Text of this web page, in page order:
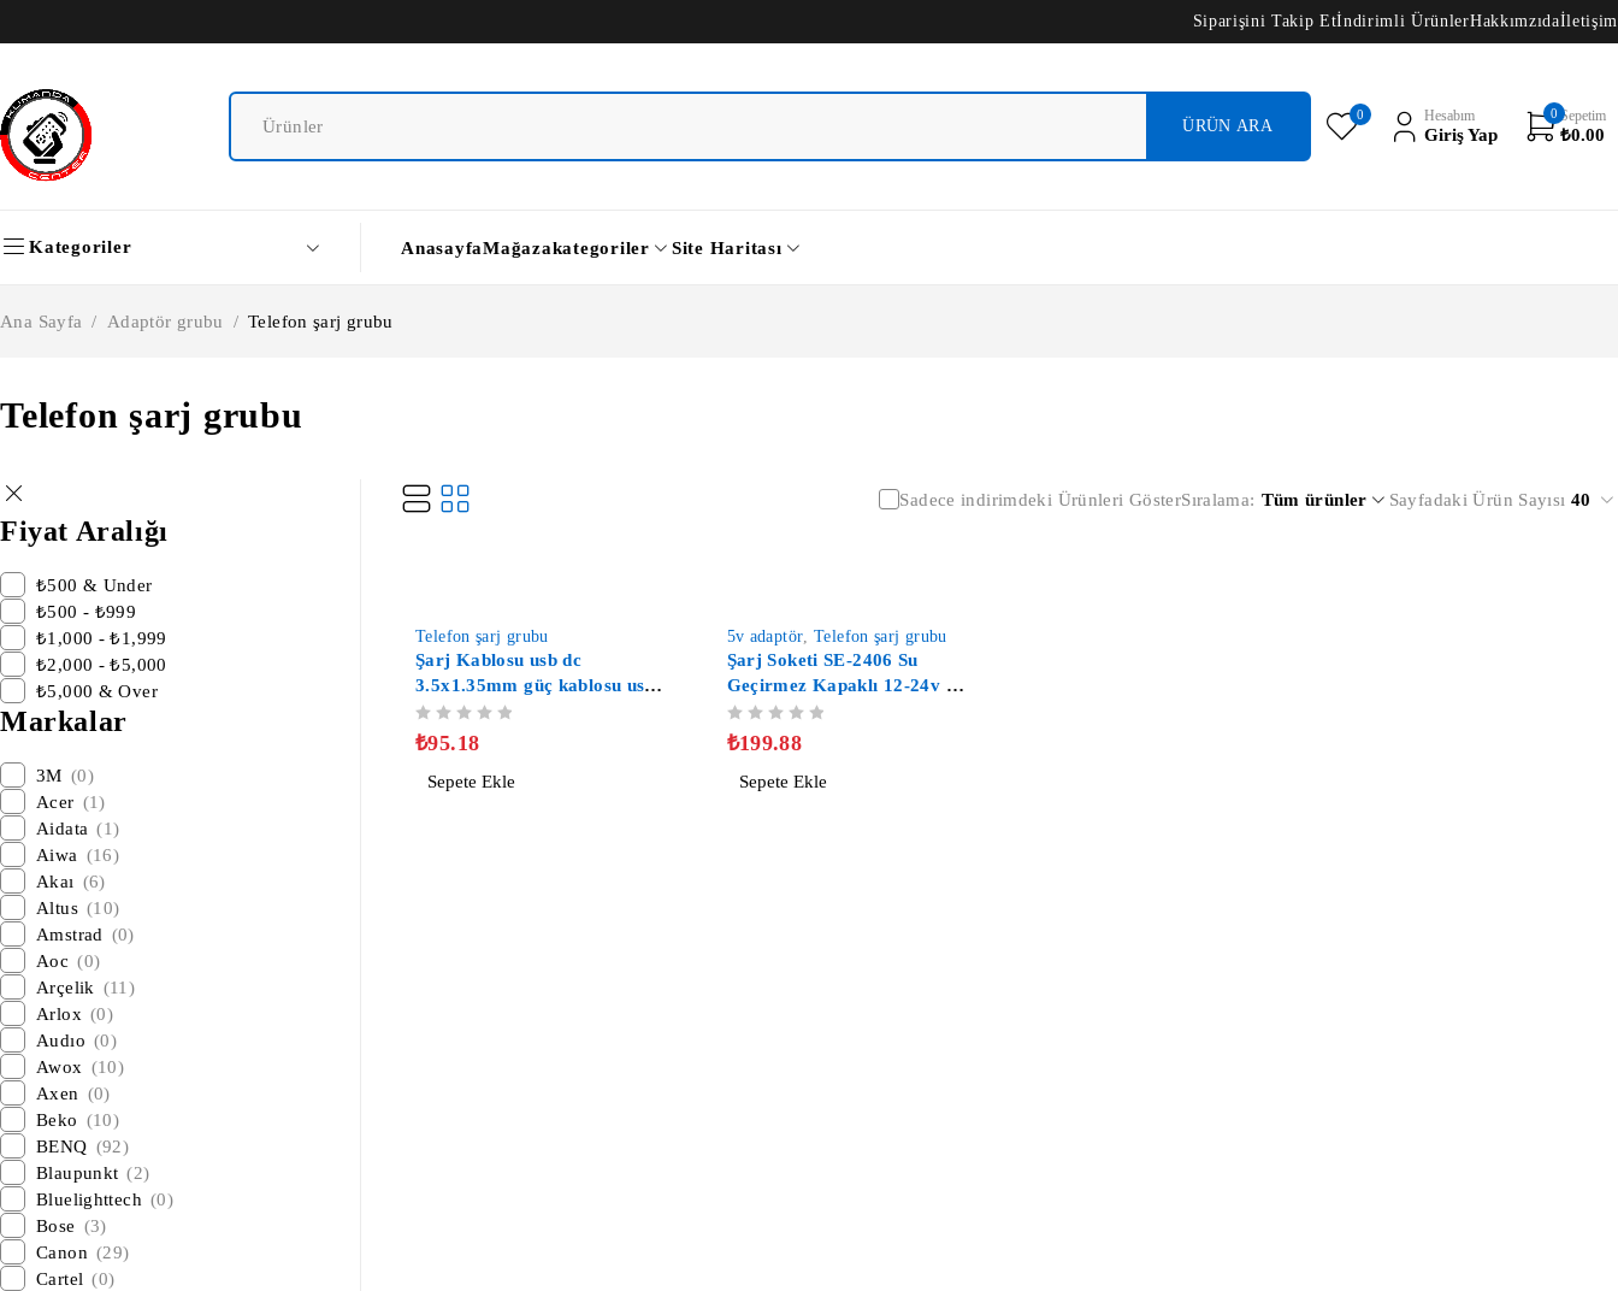
Siparişini Takip Etİndirimli ÜrünlerHakkımzıdaİletişim
0 Hesabım
Giriş Yap
0 Sepetim
₺0.00
Kategoriler AnasayfaMağazakategoriler Site Haritası
Telefon şarj grubu
Ana Sayfa / Adaptör grubu / Telefon şarj grubu
Fiyat Aralığı
₺500 & Under
₺500 - ₺999
₺1,000 - ₺1,999
₺2,000 - ₺5,000
₺5,000 & Over
Markalar
3M (0)
Acer (1)
Aidata (1)
Aiwa (16)
Akaı (6)
Altus (10)
Amstrad (0)
Aoc (0)
Arçelik (11)
Arlox (0)
Audıo (0)
Awox (10)
Axen (0)
Beko (10)
BENQ (92)
Blaupunkt (2)
Bluelighttech (0)
Bose (3)
Canon (29)
Cartel (0)
Sadece indirimdeki Ürünleri GösterSıralama Tüm ürünler Sayfadaki Ürün Sayısı 40
Telefon şarj grubu
Şarj Kablosu usb dc
3.5x1.35mm güç kablosu usb
radyo diş fırçası fan masa
lambası şarj kablosu
₺95.18
Sepete Ekle
5v adaptör, Telefon şarj grubu
Şarj Soketi SE-2406 Su
Geçirmez Kapaklı 12-24v Çift
Usb Tekne Araba Şarj Soketi
2'li 5V/1A - 5V/2.1A USB
₺199.88
Sepete Ekle